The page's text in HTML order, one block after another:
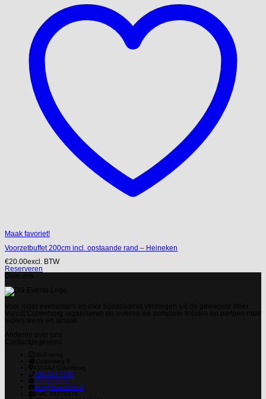
Maak favoriet!
Voorzetbuffet 200cm incl. opstaande rand – Heineken
€20.00excl. BTW
Reserveren
085 303 7179
ds-events.nl
info@ds-events.nl